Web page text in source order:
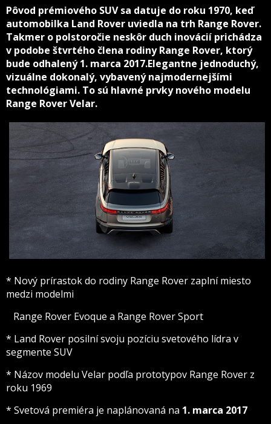
Pôvod prémiového SUV sa datuje do roku 1970, keď
automobilka Land Rover uviedla na trh Range Rover.
Takmer o polstoročie neskôr duch inovácií prichádza
v podobe štvrtého člena rodiny Range Rover, ktorý
bude odhalený 1. marca 2017.Elegantne jednoduchý,
vizuálne dokonalý, vybavený najmodernejšími
technológiami. To sú hlavné prvky nového modelu
Range Rover Velar.
* Nový prírastok do rodiny Range Rover zaplní miesto
medzi modelmi
Range Rover Evoque a Range Rover Sport
* Land Rover posilní svoju pozíciu svetového lídra v
segmente SUV
* Názov modelu Velar podľa prototypov Range Rover z
roku 1969
* Svetová premiéra je naplánovaná na 1. marca 2017